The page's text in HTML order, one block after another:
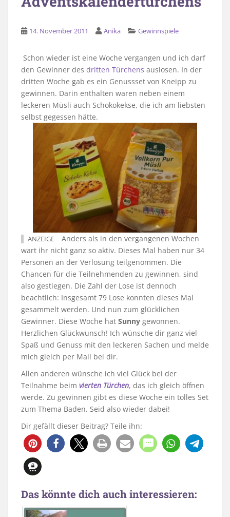
14. November 2011 Anika Gewinnspiele
Schon wieder ist eine Woche vergangen und ich darf
den Gewinner des dritten Türchens auslosen. In der
dritten Woche gab es ein Genussset von Kneipp zu
gewinnen. Darin enthalten waren neben einem
leckeren Müsli auch Schokokekse, die ich am liebsten
selbst gegessen hätte.
ANZEIGE
Anders als in den vergangenen Wochen
wart ihr nicht ganz so aktiv. Dieses Mal haben nur 34
Personen an der Verlosung teilgenommen. Die
Chancen für die Teilnehmenden zu gewinnen, sind
also gestiegen. Die Zahl der Lose ist dennoch
beachtlich: Insgesamt 79 Lose konnten dieses Mal
gesammelt werden. Und nun zum glücklichen
Gewinner. Diese Woche hat Sunny gewonnen.
Herzlichen Glückwunsch! Ich wünsche dir ganz viel
Spaß und Genuss mit den leckeren Sachen und melde
mich gleich per Mail bei dir.
Allen anderen wünsche ich viel Glück bei der
Teilnahme beim vierten Türchen, das ich gleich öffnen
werde. Zu gewinnen gibt es diese Woche ein tolles Set
zum Thema Baden. Seid also wieder dabei!
Dir gefällt dieser Beitrag? Teile ihn:
Das könnte dich auch interessieren: